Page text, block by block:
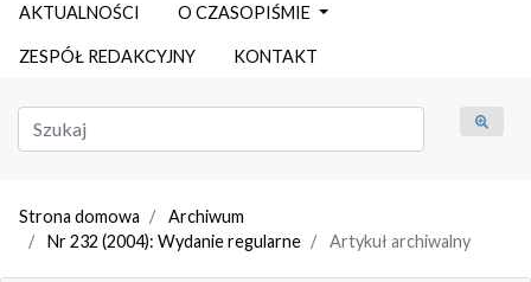
AKTUALNOŚCI O CZASOPIŚMIE
ZESPÓŁ REDAKCYJNY KONTAKT
Strona domowa
Archiwum
Nr 232 (2004): Wydanie regularne
Artykuł archiwalny